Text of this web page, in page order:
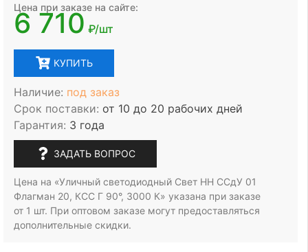
Цена при заказе на сайте:
6 710 ₽/шт
КУПИТЬ
Наличие: под заказ
Срок поставки: от 10 до 20 рабочих дней
Гарантия: 3 года
ЗАДАТЬ ВОПРОС
Цена на «Уличный светодиодный Свет НН ССдУ 01
Флагман 20, КСС Г 90°, 3000 К» указана при заказе
от 1 шт. При оптовом заказе могут предоставляться
дополнительные скидки.